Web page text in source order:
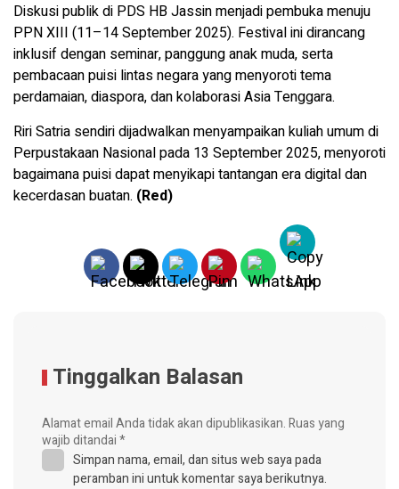
Diskusi publik di PDS HB Jassin menjadi pembuka menuju
PPN XIII (11–14 September 2025). Festival ini dirancang
inklusif dengan seminar, panggung anak muda, serta
pembacaan puisi lintas negara yang menyoroti tema
perdamaian, diaspora, dan kolaborasi Asia Tenggara.
Riri Satria sendiri dijadwalkan menyampaikan kuliah umum di
Perpustakaan Nasional pada 13 September 2025, menyoroti
bagaimana puisi dapat menyikapi tantangan era digital dan
kecerdasan buatan. (Red)
Tinggalkan Balasan
Alamat email Anda tidak akan dipublikasikan.Ruas yang
wajib ditandai*
Simpan nama, email, dan situs web saya pada
peramban ini untuk komentar saya berikutnya.